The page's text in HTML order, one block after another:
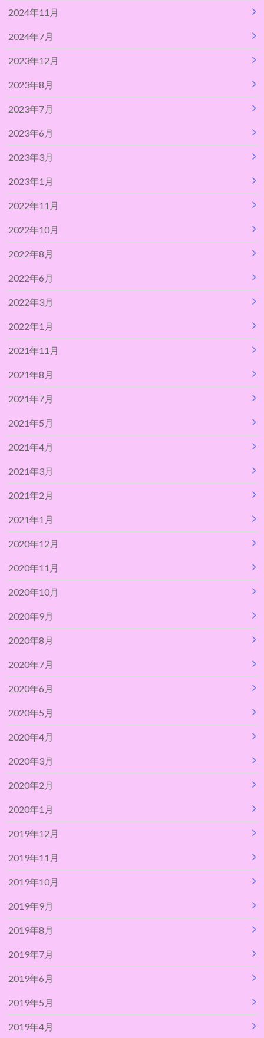
2024年11月
2024年7月
2023年12月
2023年8月
2023年7月
2023年6月
2023年3月
2023年1月
2022年11月
2022年10月
2022年8月
2022年6月
2022年3月
2022年1月
2021年11月
2021年8月
2021年7月
2021年5月
2021年4月
2021年3月
2021年2月
2021年1月
2020年12月
2020年11月
2020年10月
2020年9月
2020年8月
2020年7月
2020年6月
2020年5月
2020年4月
2020年3月
2020年2月
2020年1月
2019年12月
2019年11月
2019年10月
2019年9月
2019年8月
2019年7月
2019年6月
2019年5月
2019年4月